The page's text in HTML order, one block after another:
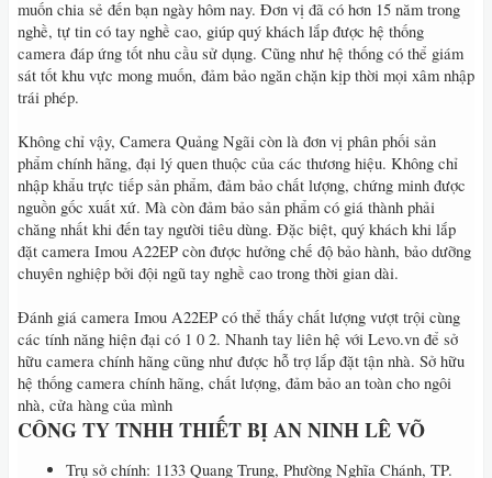
muốn chia sẻ đến bạn ngày hôm nay. Đơn vị đã có hơn 15 năm trong
nghề, tự tin có tay nghề cao, giúp quý khách lắp được hệ thống
camera đáp ứng tốt nhu cầu sử dụng. Cũng như hệ thống có thể giám
sát tốt khu vực mong muốn, đảm bảo ngăn chặn kịp thời mọi xâm nhập
trái phép.
Không chỉ vậy, Camera Quảng Ngãi còn là đơn vị phân phối sản
phẩm chính hãng, đại lý quen thuộc của các thương hiệu. Không chỉ
nhập khẩu trực tiếp sản phẩm, đảm bảo chất lượng, chứng minh được
nguồn gốc xuất xứ. Mà còn đảm bảo sản phẩm có giá thành phải
chăng nhất khi đến tay người tiêu dùng. Đặc biệt, quý khách khi lắp
đặt camera Imou A22EP còn được hưởng chế độ bảo hành, bảo dưỡng
chuyên nghiệp bởi đội ngũ tay nghề cao trong thời gian dài.
Đánh giá camera Imou A22EP có thể thấy chất lượng vượt trội cùng
các tính năng hiện đại có 1 0 2. Nhanh tay liên hệ với Levo.vn để sở
hữu camera chính hãng cũng như được hỗ trợ lắp đặt tận nhà. Sở hữu
hệ thống camera chính hãng, chất lượng, đảm bảo an toàn cho ngôi
nhà, cửa hàng của mình
CÔNG TY TNHH THIẾT BỊ AN NINH LÊ VÕ
Trụ sở chính: 1133 Quang Trung, Phường Nghĩa Chánh, TP.